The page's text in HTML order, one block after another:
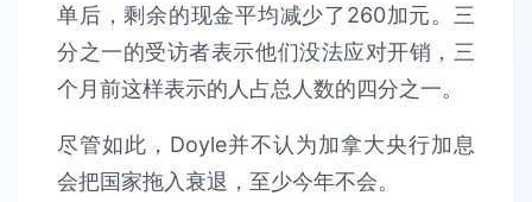
单后，剩余的现金平均减少了260加元。三
分之一的受访者表示他们没法应对开销，三
个月前这样表示的人占总人数的四分之一。
尽管如此，Doyle并不认为加拿大央行加息
会把国家拖入衰退，至少今年不会。